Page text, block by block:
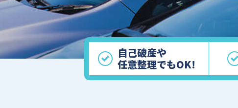
自己破産や
任意整理でもOK!